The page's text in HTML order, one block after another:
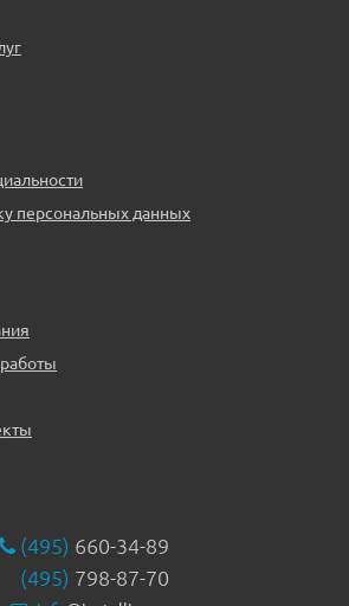
персональных данных
(495) 660-34-89
(495) 798-87-70